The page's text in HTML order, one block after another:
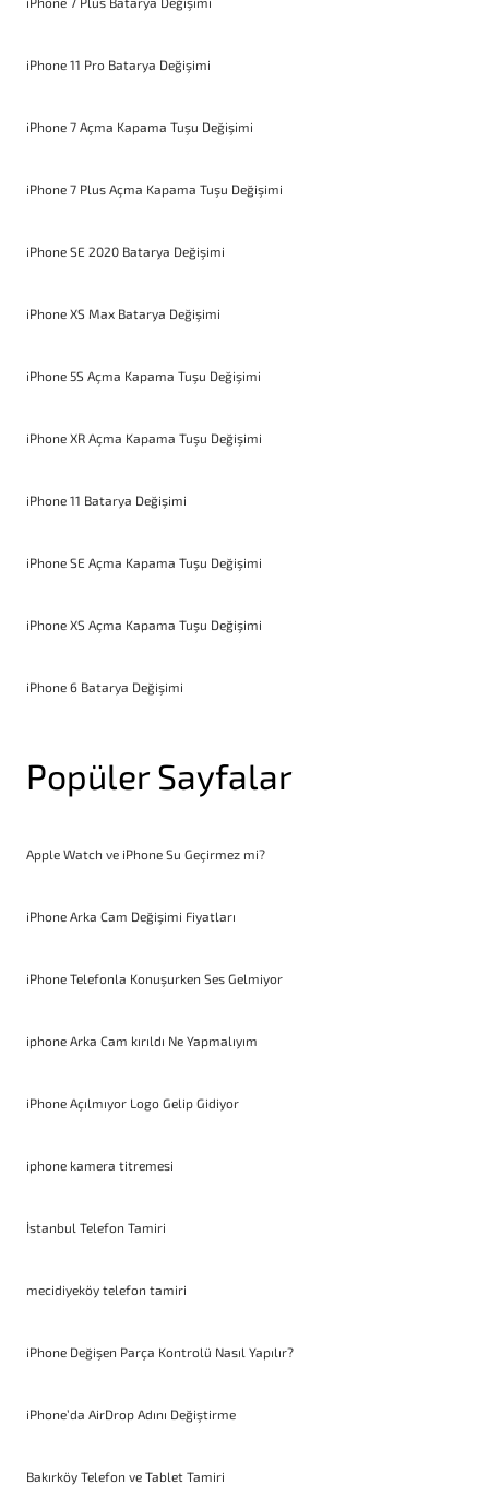
iPhone 11 Pro Batarya Değişimi
iPhone 7 Açma Kapama Tuşu Değişimi
iPhone 7 Plus Açma Kapama Tuşu Değişimi
iPhone SE 2020 Batarya Değişimi
iPhone XS Max Batarya Değişimi
iPhone 5S Açma Kapama Tuşu Değişimi
iPhone XR Açma Kapama Tuşu Değişimi
iPhone 11 Batarya Değişimi
iPhone SE Açma Kapama Tuşu Değişimi
iPhone XS Açma Kapama Tuşu Değişimi
iPhone 6 Batarya Değişimi
Popüler Sayfalar
Apple Watch ve iPhone Su Geçirmez mi?
iPhone Arka Cam Değişimi Fiyatları
iPhone Telefonla Konuşurken Ses Gelmiyor
iphone Arka Cam kırıldı Ne Yapmalıyım
iPhone Açılmıyor Logo Gelip Gidiyor
iphone kamera titremesi
İstanbul Telefon Tamiri
mecidiyeköy telefon tamiri
iPhone Değişen Parça Kontrolü Nasıl Yapılır?
iPhone’da AirDrop Adını Değiştirme
Bakırköy Telefon ve Tablet Tamiri